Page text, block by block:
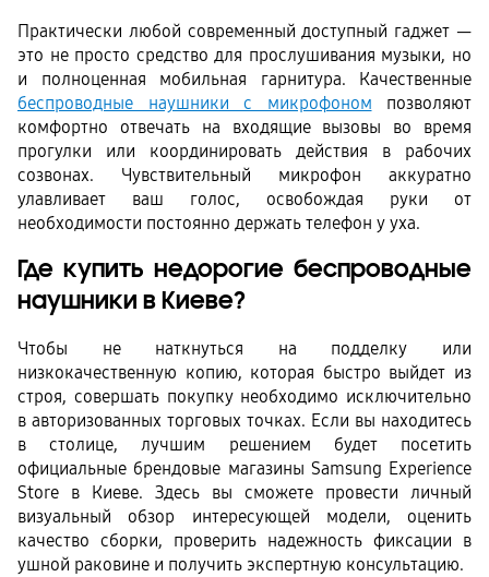
Практически любой современный доступный гаджет —
это не просто средство для прослушивания музыки, но
беспроводные наушники с микрофоном позволяют
комфортно отвечать на входящие вызовы во время
прогулки или координировать действия в рабочих
созвонах. Чувствительный микрофон аккуратно
улавливает ваш голос, освобождая руки от
необходимости постоянно держать телефон у уха.
Где купить недорогие беспроводные
наушники в Киеве?
Чтобы не наткнуться на подделку или
низкокачественную копию, которая быстро выйдет из
строя, совершать покупку необходимо исключительно
в авторизованных торговых точках. Если вы находитесь
в столице, лучшим решением будет посетить
официальные брендовые магазины Samsung Experience
Store в Киеве. Здесь вы сможете провести личный
визуальный обзор интересующей модели, оценить
качество сборки, проверить надежность фиксации в
ушной раковине и получить экспертную консультацию.